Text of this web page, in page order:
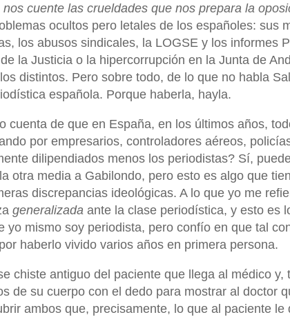
cuente las crueldades que nos prepara la
ocultos pero letales de los españoles: sus
los abusos sindicales, la LOGSE y los informes
la Justicia o la hipercorrupción en la Junta de
distintos. Pero sobre todo, de lo que no habla
española. Porque haberla, hayla.
cuenta de que en España, en los últimos años,
por empresarios, controladores aéreos,
dilipendiados menos los periodistas? Sí,
otra media a Gabilondo, pero esto es algo que
discrepancias ideológicas. A lo que yo me
generalizada ante la clase periodística, y esto es
yo mismo soy periodista, pero confío en que tal
haberlo vivido varios años en primera persona.
chiste antiguo del paciente que llega al médico
de su cuerpo con el dedo para mostrar al doctor
ambos que, precisamente, lo que al paciente